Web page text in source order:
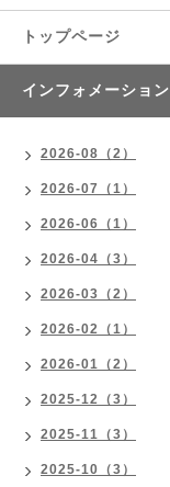
トップページ
インフォメーション
2026-08（2）
2026-07（1）
2026-06（1）
2026-04（3）
2026-03（2）
2026-02（1）
2026-01（2）
2025-12（3）
2025-11（3）
2025-10（3）